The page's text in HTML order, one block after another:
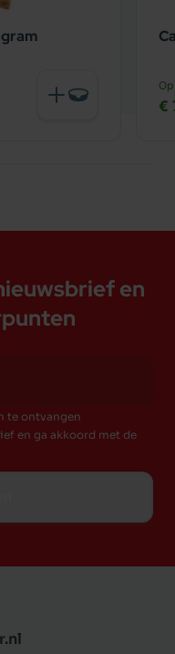
€
en
te ontvangen
en ga akkoord met de